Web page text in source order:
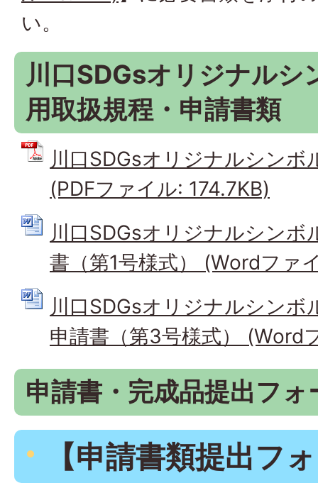
い。
川口SDGsオリジナルシ
用取扱規程・申請書類
川口SDGsオリジナルシンボ
(PDFファイル: 174.7KB)
川口SDGsオリジナルシンボ
書（第1号様式） (Wordファ
川口SDGsオリジナルシンボ
申請書（第3号様式） (Word
申請書・完成品提出フォ
【申請書類提出フ